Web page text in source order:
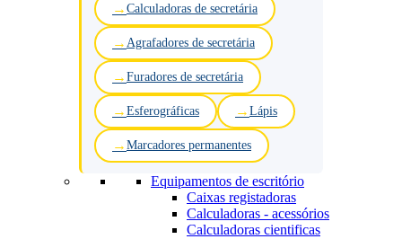
Calculadoras de secretária
Agrafadores de secretária
Furadores de secretária
Esferográficas Lápis
Marcadores permanentes
Equipamentos de escritório
Caixas registadoras
Calculadoras - acessórios
Calculadoras cientificas